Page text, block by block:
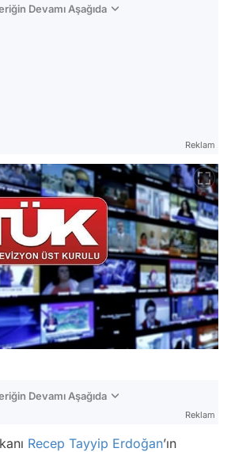
Devamı Aşağıda
Reklam
Devamı Aşağıda
Reklam
Recep Tayyip Erdoğan’ın